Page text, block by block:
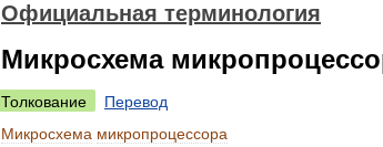
Официальная терминология
Микросхема
Толкование
Перевод
Микросхема микропроцессора